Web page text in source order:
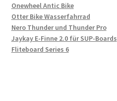
Onewheel Antic Bike
Otter Bike Wasserfahrrad
Nero Thunder und Thunder Pro
Jaykay E-Finne 2.0 für SUP-Boards
Fliteboard Series 6